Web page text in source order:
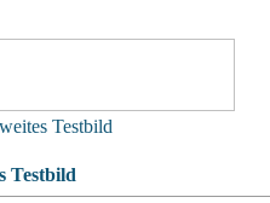
Testbild
Testbild